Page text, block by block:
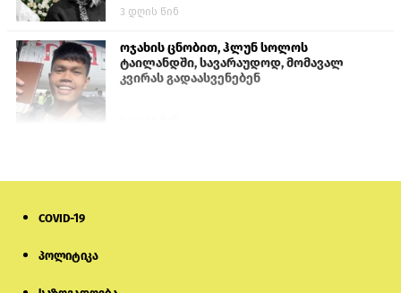
3 დღის წინ
ოჯახის ცნობით, ჰლუნ სოლოს
ტაილანდში, სავარაუდოდ, მომავალ
კვირას გადაასვენებენ
COVID-19
პოლიტიკა